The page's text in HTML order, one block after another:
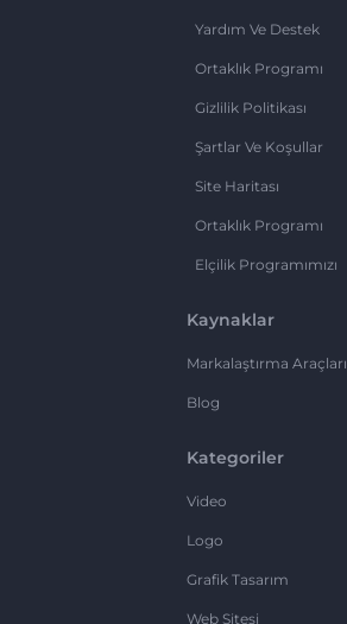
Yardım Ve Destek
Ortaklık Programı
Gizlilik Politikası
Şartlar Ve Koşullar
Site Haritası
Ortaklık Programı
Elçilik Programımızı
Kaynaklar
Markalaştırma Araçları
Blog
Kategoriler
Video
Logo
Grafik Tasarım
Web Sitesi